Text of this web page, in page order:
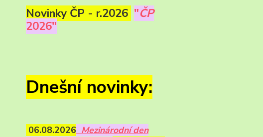
Novinky ČP - r.2026 "ČP
2026"
Dnešní novinky:
06.08.2026 Mezinárodní den